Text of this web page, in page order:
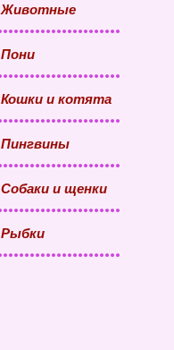
Животные
Пони
Кошки и котята
Пингвины
Собаки и щенки
Рыбки